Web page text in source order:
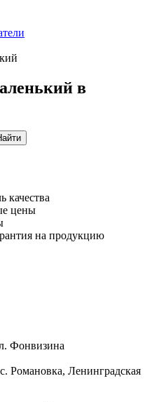
в
качества
цены
на продукцию
Фонвизина
Романовка, Ленинградская